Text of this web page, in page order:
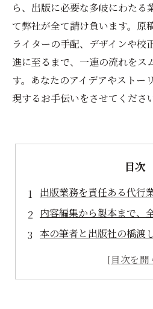
ら、出版に必要な多岐にわたる
て弊社が全て請け負います。原
ライターの手配、デザインや校
進に至るまで、一連の流れをス
す。あなたのアイデアやストー
現するお手伝いをさせてください
目次
出版業務を責任ある代行
内容編集から製本まで、
本の筆者と出版社の橋渡
出版計画・予算の策定も